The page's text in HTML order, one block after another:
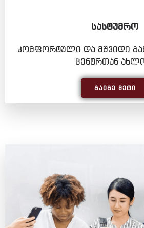
ᲡᲐᲡᲢᲣᲛᲠᲝ
კომფორტული და მშვიდი
ცენტრთან
ᲒᲐᲘᲒᲔ ᲛᲔᲢᲘ